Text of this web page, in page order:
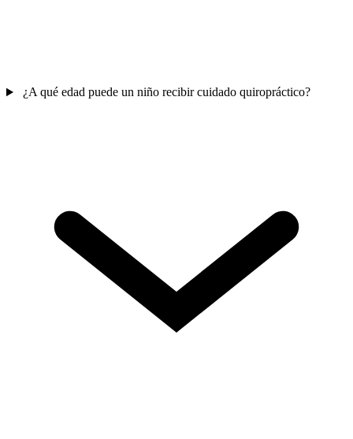
¿A qué edad puede un niño recibir cuidado quiropráctico?